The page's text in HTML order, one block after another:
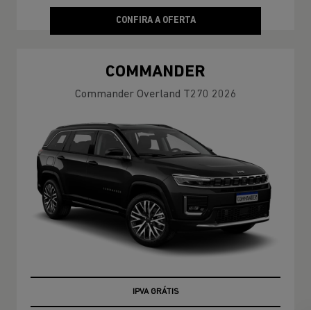
CONFIRA A OFERTA
COMMANDER
Commander Overland T270 2026
TAXA ZERO